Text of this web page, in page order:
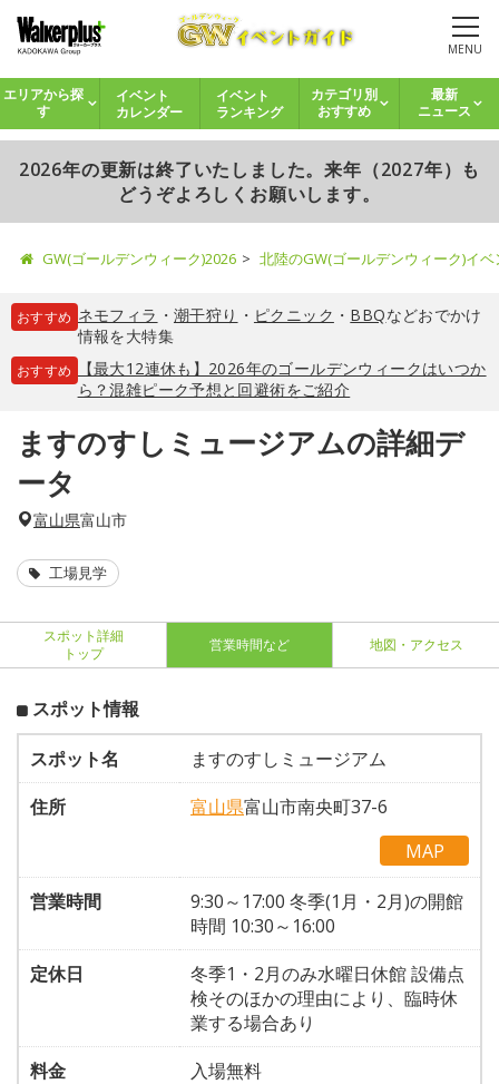
MENU
エリアから探
す
イベント
カレンダー
イベント
ランキング
カテゴリ別
おすすめ
最新
ニュース
2026年の更新は終了いたしました。来年（2027年）も
どうぞよろしくお願いします。
GW(ゴールデンウィーク)2026 北陸のGW(ゴールデンウィーク)イ
おすすめ ネモフィラ ・ 潮干狩り ・ ピクニック ・ BBQなどおでかけ
情報を大特集
おすすめ
【最大12連休も】2026年のゴールデンウィークはいつか
ら？混雑ピーク予想と回避術をご紹介
ますのすしミュージアムの詳細デ
ータ
富山県富山市
工場見学
スポット詳細
トップ
営業時間など 地図・アクセス
スポット情報
スポット名
ますのすしミュージアム
住所
富山県富山市南央町37-6
MAP
営業時間
9:30～17:00 冬季(1月・2月)の開館
時間 10:30～16:00
定休日
冬季1・2月のみ水曜日休館 設備点
検そのほかの理由により、臨時休
業する場合あり
料金
入場無料